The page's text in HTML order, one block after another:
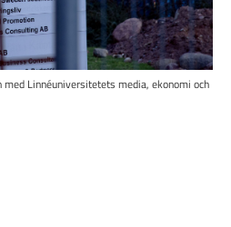
Linnéuniversitetets media, ekonomi och